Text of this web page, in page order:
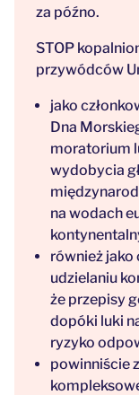
za późno.
STOP
przywódców
jako
Dna
moratorium
wydobycia
na wodach
również jako
udzielaniu
że przepisy
dopóki luki
ryzyko
powinniście